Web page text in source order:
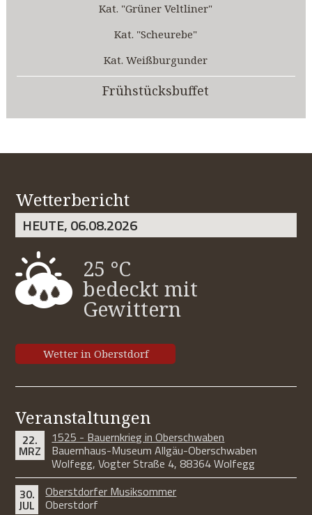
Kat. "Grüner Veltliner"
Kat. "Scheurebe"
Kat. Weißburgunder
Frühstücksbuffet
Wetterbericht
HEUTE, 06.08.2026
25 °C
bedeckt mit
Gewittern
Wetter in Oberstdorf
Veranstaltungen
22.
MRZ
1525 - Bauernkrieg in Oberschwaben
Bauernhaus-Museum Allgäu-Oberschwaben
Wolfegg, Vogter Straße 4, 88364 Wolfegg
30.
JUL
Oberstdorfer Musiksommer
Oberstdorf